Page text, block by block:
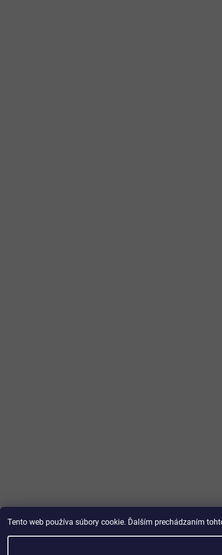
Tento web používa súbory cookie. Ďalším prechádzaním